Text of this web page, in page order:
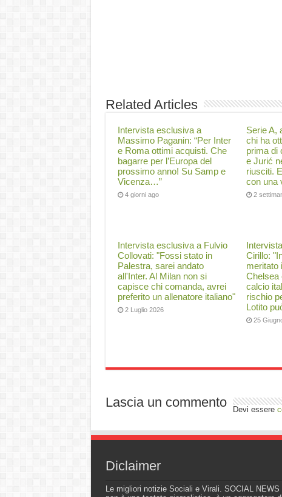
Related Articles
Intervista esclusiva a
Massimo Paganin: “Per Inter
e Roma ottimi acquisti. Che
bagarre per l’Europa del
prossimo anno! Su Samp e
Vicenza…”
4 giorni ago
Serie A,
chi ha
prima di
e Jurić
riusciti.
con una
2
Intervista esclusiva a Fulvio
Collovati: "Fossi stato in
Palestra, sarei andato
all'Inter. Al Milan non si
capisce chi comanda, avrei
preferito un allenatore italiano"
2 Luglio 2026
Cirillo:
meritato
Chelsea
calcio
rischio
Lotito
25
Lascia un commento Devi essere
Diclaimer
Le migliori notizie Sociali e Virali. SOCIAL NEWS